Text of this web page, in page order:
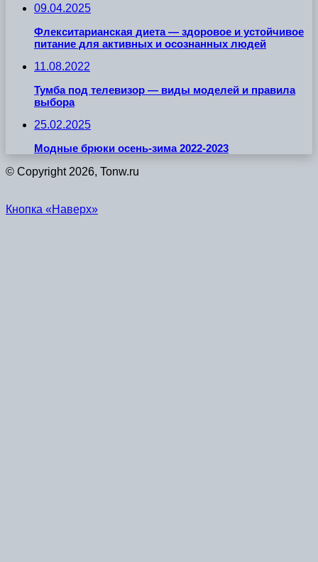
09.04.2025
Флекситарианская диета — здоровое и устойчивое
питание для активных и осознанных людей
11.08.2022
Тумба под телевизор — виды моделей и правила
выбора
25.02.2025
Модные брюки осень-зима 2022-2023
© Copyright 2026, Tonw.ru
Кнопка «Наверх»